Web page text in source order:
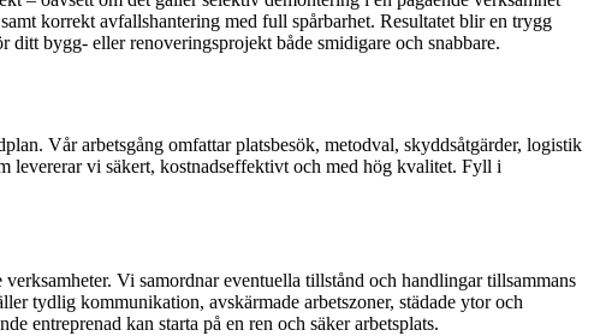
korrekt avfallshantering med full spårbarhet. Resultatet blir en trygg
bygg- eller renoveringsprojekt både smidigare och snabbare.
Vår arbetsgång omfattar platsbesök, metodval, skyddsåtgärder, logistik
levererar vi säkert, kostnadseffektivt och med hög kvalitet. Fyll i
Vi samordnar eventuella tillstånd och handlingar tillsammans
tydlig kommunikation, avskärmade arbetszoner, städade ytor och
entreprenad kan starta på en ren och säker arbetsplats.